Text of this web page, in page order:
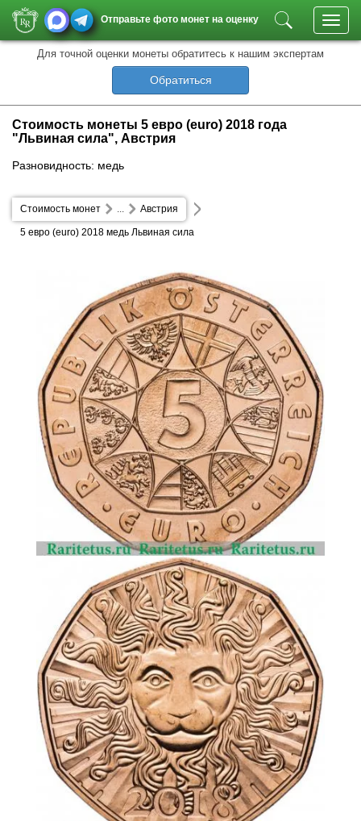
Отправьте фото монет на оценку
Для точной оценки монеты обратитесь к нашим экспертам
Обратиться
Стоимость монеты 5 евро (euro) 2018 года
"Львиная сила", Австрия
Разновидность: медь
Стоимость монет Австрия
...
5 евро (euro) 2018 медь Львиная сила